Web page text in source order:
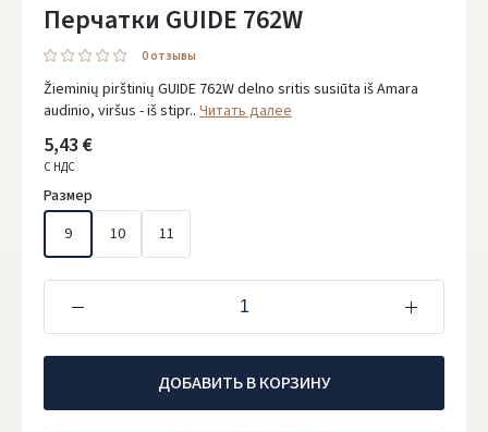
Перчатки GUIDE 762W
0 oтзывы
Žieminių pirštinių GUIDE 762W delno sritis susiūta iš Amara
audinio, viršus - iš stipr.. Читать далее
5,43 €
С НДС
Размер
9
10 11
ДОБАВИТЬ В КОРЗИНУ